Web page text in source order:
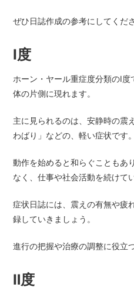
ぜひ日誌作成の参考にしてくださ
Ⅰ度
ホーン・ヤール重症度分類のⅠ
体の片側に現れます。
主に見られるのは、安静時の震
わばり」などの、軽い症状です。
動作を始めると和らぐこともあ
なく、仕事や社会活動を続けて
症状日誌には、震えの有無や疲
録していきましょう。
進行の把握や治療の調整に役立
Ⅱ度